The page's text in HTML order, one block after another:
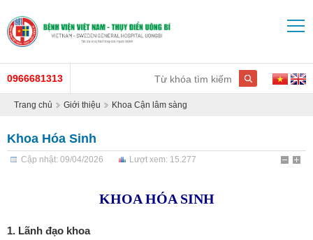
0966681313
Trang chủ Giới thiệu Khoa Cận lâm sàng
Khoa Hóa Sinh
Cập nhật: 09/04/2026 Lượt xem: 15.277
KHOA HÓA SINH
1. Lãnh đạo khoa